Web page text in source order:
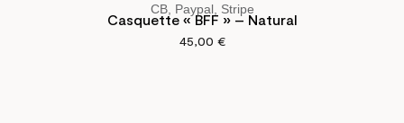
Casquette « BFF » – Natural
45,00 €
CB, Paypal, Stripe